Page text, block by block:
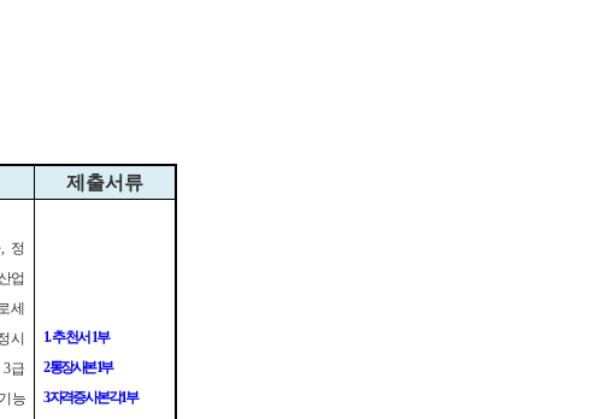
제출서류
, 정
업
세
시
3급
능
1.추천서 1부
2.통장사본1부
3.자격증 사본 각1부